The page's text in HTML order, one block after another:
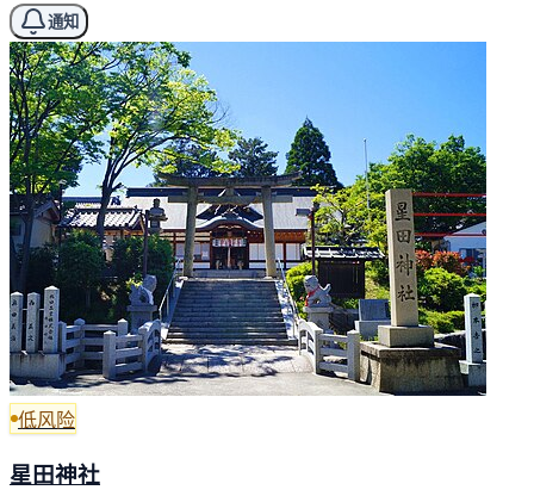
通知
低风险
星田神社